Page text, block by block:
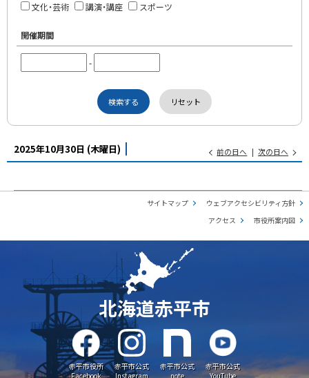
文化・芸術 講演・講座 スポーツ
開催期間
-
2025年10月30日 (木曜日) 前の日へ 次の日へ
サイトマップ
ウェブアクセシビリティ方針
アクセス
市役所案内図
北海道赤平市
赤平市役所
Facebook
赤平市公式
Instagram
赤平市公式
note
赤平市公式
YouTube